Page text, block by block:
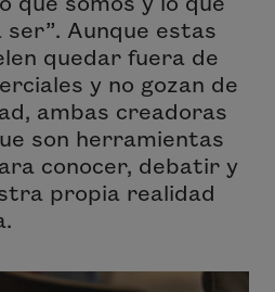
Aunque estas
quedar fuera de
y no gozan de
ambas creadoras
son herramientas
conocer, debatir y
propia realidad